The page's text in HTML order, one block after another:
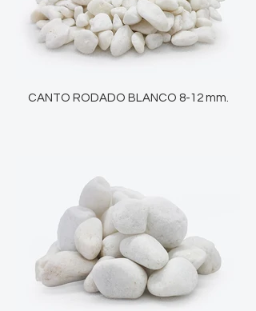
CANTO RODADO BLANCO 8-12 mm.